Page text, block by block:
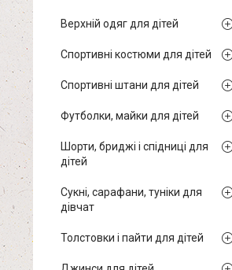
Верхній одяг для дітей
Спортивні костюми для дітей
Спортивні штани для дітей
Футболки, майки для дітей
Шорти, бриджі і спідниці для
дітей
Сукні, сарафани, туніки для
дівчат
Толстовки і пайти для дітей